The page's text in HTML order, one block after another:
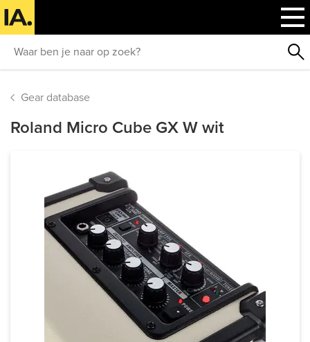
Gear database
Roland Micro Cube GX W wit